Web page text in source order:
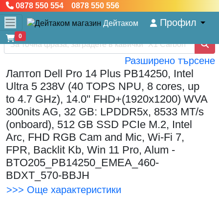
0878 550 554 0878 550 556
Дейтаком Профил
0
Разширено търсене
Лаптоп Dell Pro 14 Plus PB14250, Intel
Ultra 5 238V (40 TOPS NPU, 8 cores, up
to 4.7 GHz), 14.0" FHD+(1920x1200) WVA
300nits AG, 32 GB: LPDDR5x, 8533 MT/s
(onboard), 512 GB SSD PCIe M.2, Intel
Arc, FHD RGB Cam and Mic, Wi-Fi 7,
FPR, Backlit Kb, Win 11 Pro, Alum -
BTO205_PB14250_EMEA_460-
BDXT_570-BBJH
>>> Още характеристики